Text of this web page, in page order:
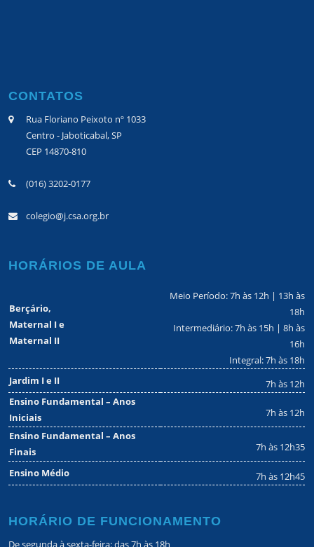
CONTATOS
Rua Floriano Peixoto nº 1033
Centro - Jaboticabal, SP
CEP 14870-810
(016) 3202-0177
colegio@j.csa.org.br
HORÁRIOS DE AULA
Berçário,
Maternal I e
Maternal II
Meio Período: 7h às 12h | 13h às
18h
Intermediário: 7h às 15h | 8h às
16h
Integral: 7h às 18h
Jardim I e II
7h às 12h
Ensino Fundamental – Anos
Iniciais
7h às 12h
Ensino Fundamental – Anos
Finais
7h às 12h35
Ensino Médio 7h às 12h45
HORÁRIO DE FUNCIONAMENTO